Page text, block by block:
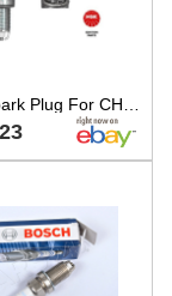
NGK 3x Spark Plug For CHEVROLET CITROEN DACIA DAEWOO FIAT LANCIA 84-15 9195109